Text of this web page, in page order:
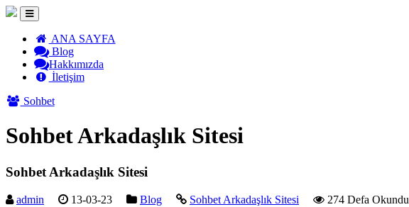
ANA SAYFA
Blog
Hakkımızda
İletişim
Sohbet
Sohbet Arkadaşlık Sitesi
Sohbet Arkadaşlık Sitesi
admin 13-03-23 Blog Sohbet Arkadaşlık Sitesi 274 Defa Okundu